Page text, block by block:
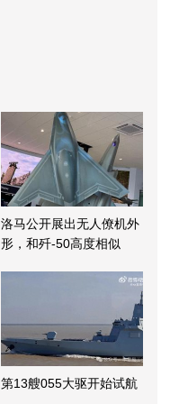
洛马公开展出无人僚机外
形，和歼-50高度相似
第13艘055大驱开始试航